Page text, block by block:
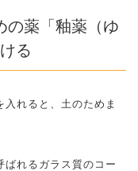
の薬「釉薬（ゆ
る
れると、土のためま
ばれるガラス質のコー